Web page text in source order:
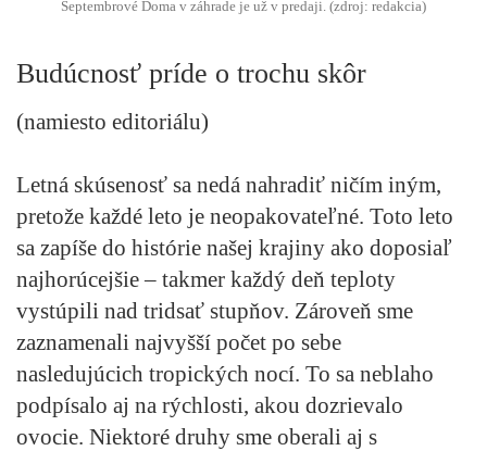
Septembrové Doma v záhrade je už v predaji. (zdroj: redakcia)
Budúcnosť príde o trochu skôr
(namiesto editoriálu)
Letná skúsenosť sa nedá nahradiť ničím iným,
pretože každé leto je neopakovateľné. Toto leto
sa zapíše do histórie našej krajiny ako doposiaľ
najhorúcejšie – takmer každý deň teploty
vystúpili nad tridsať stupňov. Zároveň sme
zaznamenali najvyšší počet po sebe
nasledujúcich tropických nocí. To sa neblaho
podpísalo aj na rýchlosti, akou dozrievalo
ovocie. Niektoré druhy sme oberali aj s